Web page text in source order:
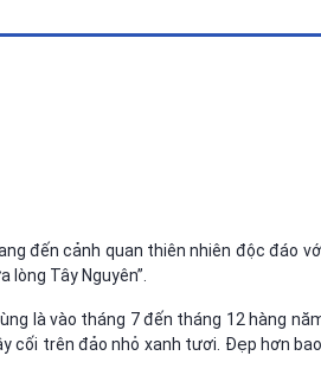
đến cảnh quan thiên nhiên độc đáo
lòng Tây Nguyên”.
là vào tháng 7 đến tháng 12 hàng
cối trên đảo nhỏ xanh tươi. Đẹp hơn